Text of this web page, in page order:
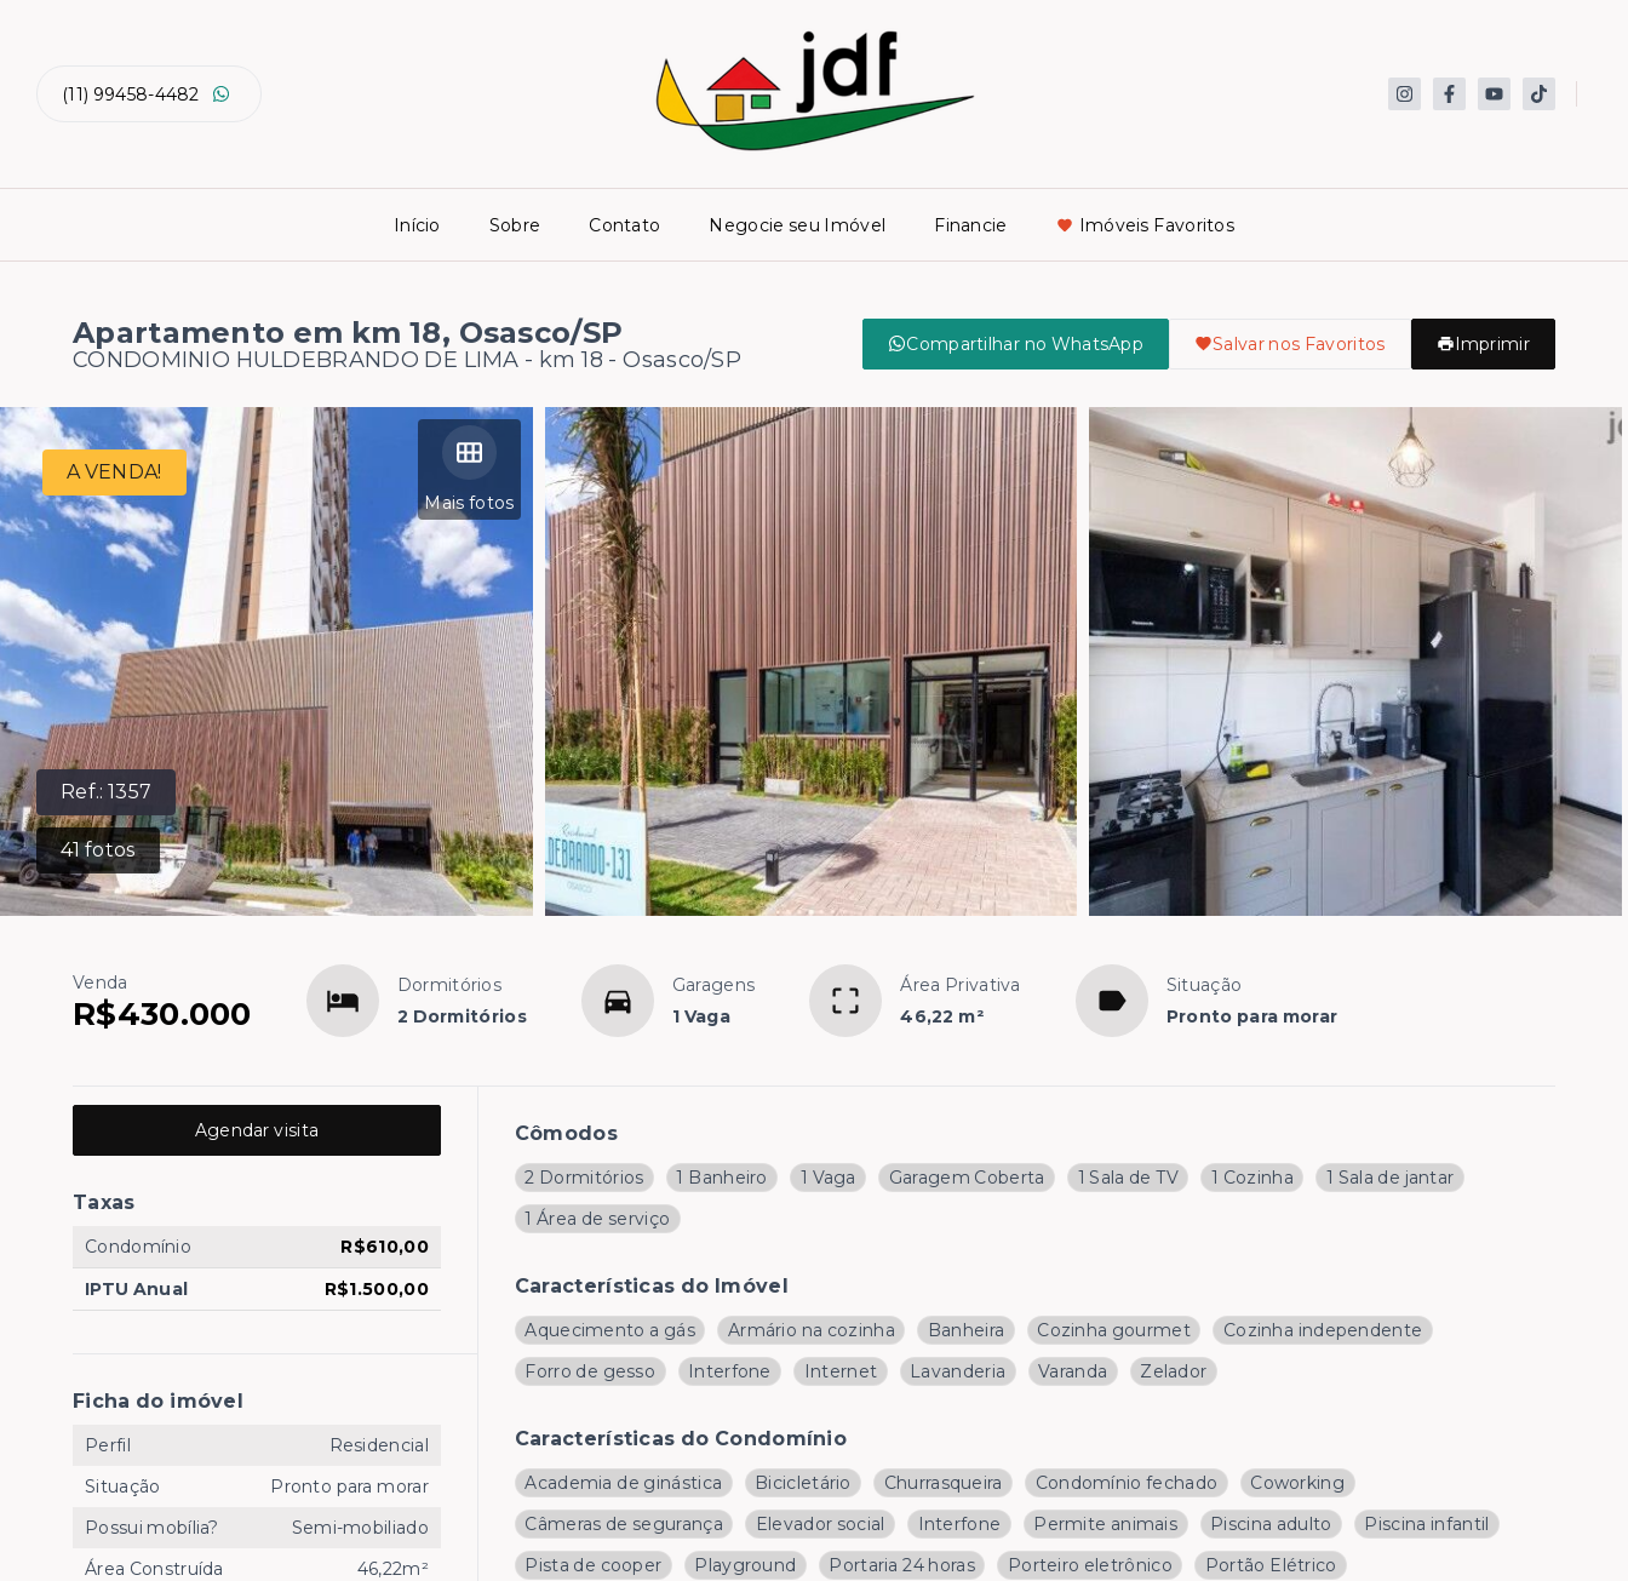
(11) 99458-4482
Início Sobre Contato Negocie seu Imóvel Financie Imóveis Favoritos
Apartamento em km 18, Osasco/SP
CONDOMINIO HULDEBRANDO DE LIMA - km 18 - Osasco/SP
Compartilhar no WhatsApp Salvar nos Favoritos Imprimir
Ref.:1357
41fotos
Mais fotos
A VENDA!
Venda
R$430.000
Dormitórios
2 Dormitórios
Garagens
1 Vaga
Área Privativa
46,22 m²
Situação
Pronto para morar
Cômodos
2 Dormitórios 1 Banheiro 1 Vaga Garagem Coberta 1 Sala de TV 1 Cozinha
1 Sala de jantar
1 Área de serviço
Características do Imóvel
Aquecimento a gás Armário na cozinha Banheira Cozinha gourmet
Cozinha independente
Forro de gesso
Interfone Internet Lavanderia Varanda Zelador
Características do Condomínio
Academia de ginástica Bicicletário Churrasqueira Condomínio fechado
Coworking
Câmeras de segurança
Elevador social Interfone Permite animais Piscina adulto
Piscina infantil
Pista de cooper
Playground Portaria 24 horas Porteiro eletrônico
Portão Elétrico
Agendar visita
Taxas
Condomínio
R$610,00
IPTU Anual
R$1.500,00
Ficha do imóvel
Perfil
Residencial
Situação
Pronto para morar
Possui mobília?
Semi-mobiliado
Área Construída
46,22m²